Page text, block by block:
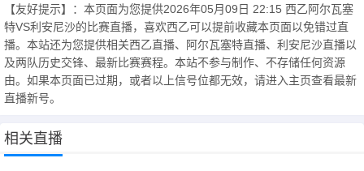
【友好提示】：本页面为您提供2026年05月09日 22:15 西乙阿尔瓦塞
特VS利安尼沙的比赛直播，喜欢西乙可以提前收藏本页面以免错过直
播。本站还为您提供相关西乙直播、阿尔瓦塞特直播、利安尼沙直播以
及两队历史交锋、最新比赛赛程。本站不参与制作、不存储任何资源
由。如果本页面已过期，或者以上信号位都无效，请进入主页查看最新
直播新号。
相关直播